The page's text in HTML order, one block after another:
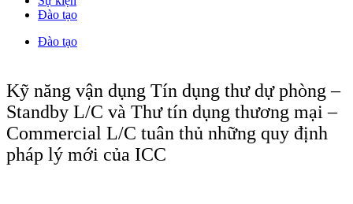
Đào tạo
Đào tạo
Kỹ năng vận dụng Tín dụng thư dự phòng –
Standby L/C và Thư tín dụng thương mại –
Commercial L/C tuân thủ những quy định
pháp lý mới của ICC